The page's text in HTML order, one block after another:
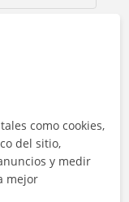
privacidad
como cookies,
del sitio,
y medir
mejor